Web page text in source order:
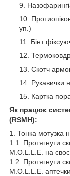
уп.)
Бінт
Скотч
Рукавички
Картка
Як працює
(RSMH):
1. Тонка мотузка
1.1. Протягнути
M.O.L.L.E. на
1.2. Протягнути
M.O.L.L.E.